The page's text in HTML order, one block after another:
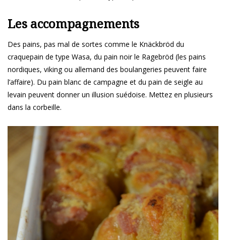
Les accompagnements
Des pains, pas mal de sortes comme le Knäckbröd du
craquepain de type Wasa, du pain noir le Ragebröd (les pains
nordiques, viking ou allemand des boulangeries peuvent faire
l’affaire). Du pain blanc de campagne et du pain de seigle au
levain peuvent donner un illusion suédoise. Mettez en plusieurs
dans la corbeille.